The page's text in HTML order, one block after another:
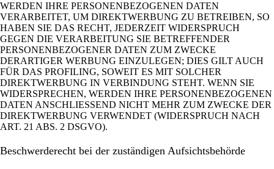
WERDEN IHRE PERSONENBEZOGENEN DATEN
VERARBEITET, UM DIREKTWERBUNG ZU BETREIBEN, SO
HABEN SIE DAS RECHT, JEDERZEIT WIDERSPRUCH
GEGEN DIE VERARBEITUNG SIE BETREFFENDER
PERSONENBEZOGENER DATEN ZUM ZWECKE
DERARTIGER WERBUNG EINZULEGEN; DIES GILT AUCH
FÜR DAS PROFILING, SOWEIT ES MIT SOLCHER
DIREKTWERBUNG IN VERBINDUNG STEHT. WENN SIE
WIDERSPRECHEN, WERDEN IHRE PERSONENBEZOGENEN
DATEN ANSCHLIESSEND NICHT MEHR ZUM ZWECKE DER
DIREKTWERBUNG VERWENDET (WIDERSPRUCH NACH
ART. 21 ABS. 2 DSGVO).
Beschwerde­recht bei der zuständigen Aufsichts­behörde